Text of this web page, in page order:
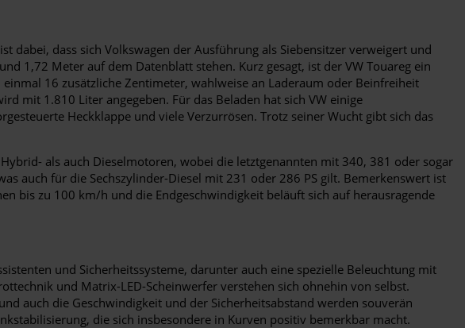
dabei, dass sich Volkswagen der Ausführung als Siebensitzer verweigert und
1,72 Meter auf dem Datenblatt stehen. Kurz gesagt, ist der VW Touareg ein
16 zusätzliche Zentimeter, wahlweise an Laderaum oder Beinfreiheit
mit 1.810 Liter angegeben. Für das Beladen hat sich VW einige
Heckklappe und viele Verzurrösen. Trotz seiner Wucht gibt sich das
als auch Dieselmotoren, wobei die letztgenannten mit 340, 381 oder sogar
auch für die Sechszylinder-Diesel mit 231 oder 286 PS gilt. Bemerkenswert ist
bis zu 100 km/h und die Endgeschwindigkeit beläuft sich auf herausragende
und Sicherheitssysteme, darunter auch eine spezielle Beleuchtung mit
und Matrix-LED-Scheinwerfer verstehen sich ohnehin von selbst.
auch die Geschwindigkeit und der Sicherheitsabstand werden souverän
die sich insbesondere in Kurven positiv bemerkbar macht.